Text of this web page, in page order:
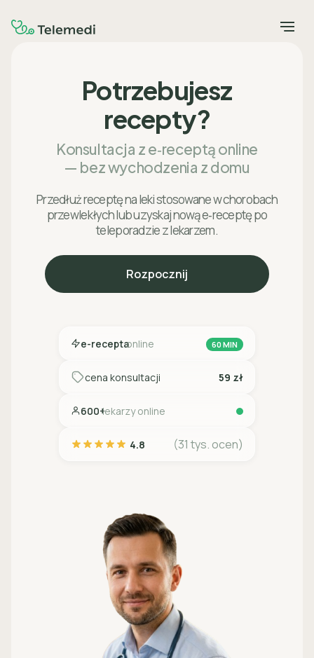
Potrzebujesz
recepty?
Konsultacja z e‑receptą online
— bez wychodzenia z domu
Przedłuż receptę na leki stosowane w chorobach
przewlekłych lub uzyskaj nową e‑receptę po
teleporadzie z lekarzem.
Rozpocznij
e-receptaonline 60 MIN
cena konsultacji 59 zł
600+lekarzy online
4.8 (31 tys. ocen)